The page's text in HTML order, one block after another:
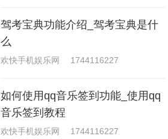
驾考宝典功能介绍_驾考宝典是什
么
欢快手机娱乐网 1744116227
如何使用qq音乐签到功能_使用qq
音乐签到教程
欢快手机娱乐网 1744116227